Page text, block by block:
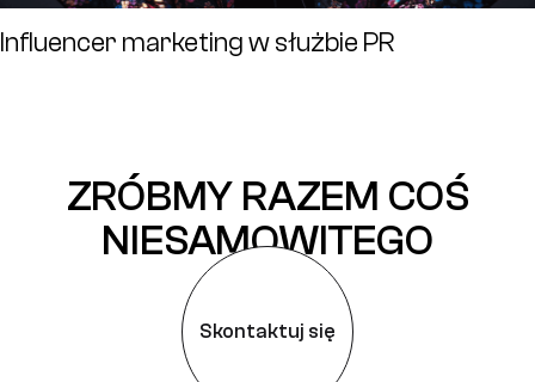
Influencer marketing w służbie PR
ZRÓBMY RAZEM COŚ
NIESAMOWITEGO
Skontaktuj się